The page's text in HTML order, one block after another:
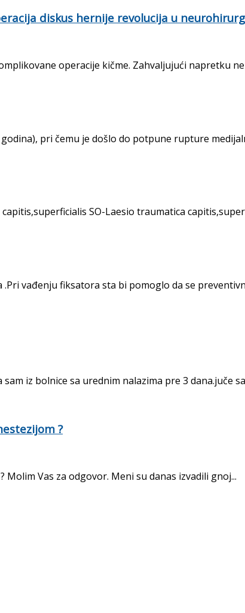
diskus hernije revolucija u
operacije kičme. Zahvaljujući napretku
pri čemu je došlo do potpune rupture
SO-Laesio traumatica
vađenju fiksatora sta bi pomoglo da se
iz bolnice sa urednim nalazima pre 3 dana.juče
?
Vas za odgovor. Meni su danas izvadili gnoj...